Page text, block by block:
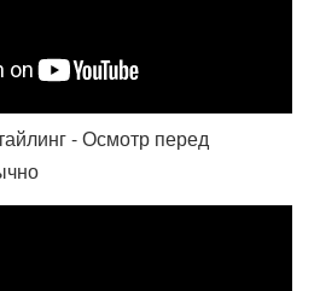
- Осмотр перед